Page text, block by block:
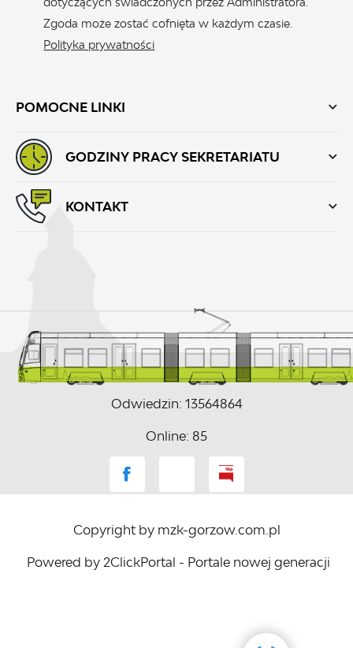
POMOCNE LINKI
Zgoda może zostać cofnięta w każdym czasie.
Polityka prywatności
GODZINY PRACY SEKRETARIATU
KONTAKT
Odwiedzin: 13564864
Online: 85
Copyright by mzk-gorzow.com.pl
Powered by 2ClickPortal - Portale nowej generacji